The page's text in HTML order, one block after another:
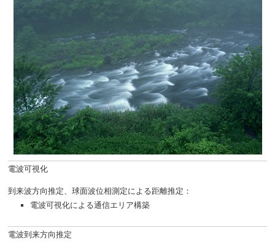
電波可視化
到来波方向推定、球面波位相測定による距離推定：
電波可視化による通信エリア構築
電波到来方向推定